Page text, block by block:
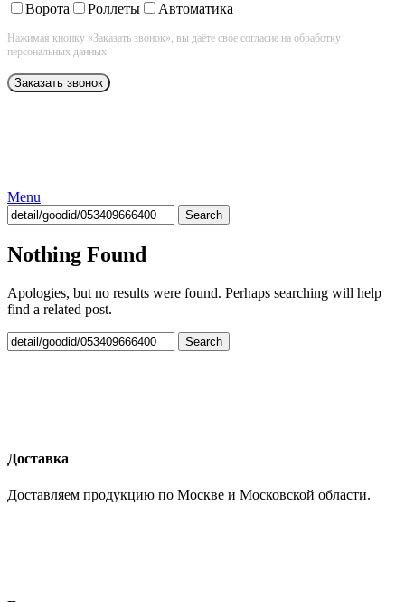
Ворота
Роллеты Автоматика
Нажимая кнопку «Заказать звонок», вы даёте свое согласие на обработку
персональных данных
Menu
Search
Nothing Found
Apologies, but no results were found. Perhaps searching will help
find a related post.
Search
Доставка
Доставляем продукцию по Москве и Московской области.